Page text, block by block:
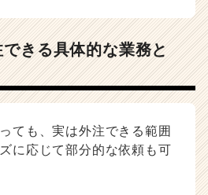
きる具体的な業務と
ても、実は外注できる範囲
に応じて部分的な依頼も可